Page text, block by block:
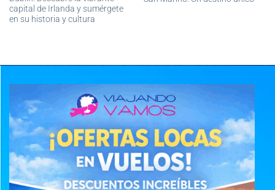
capital de Irlanda y sumérgete
en su historia y cultura